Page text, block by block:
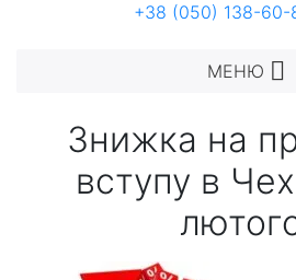
+38 (050) 138-60-
МЕНЮ
Знижка на
вступу в